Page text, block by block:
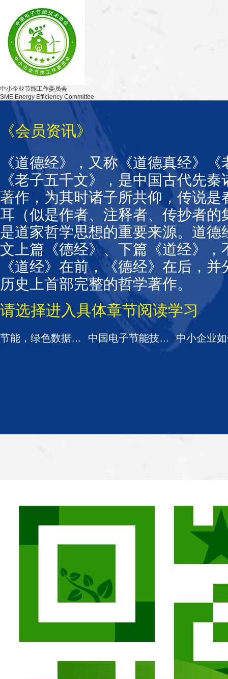
中小企业节能工作委员会
SME Energy Efficiency Committee
《会员资讯》
《道德经》，又称《道德真经》
《老子五千文》，是中国古代先
著作，为其时诸子所共仰，传说是
耳（似是作者、注释者、传抄者的
是道家哲学思想的重要来源。道德
文上篇《德经》、下篇《道经》，
《道经》在前，《德经》在后，
历史上首部完整的哲学著作。
请选择进入具体章节阅读学习
节能，绿色数据中心未来|GDCT 2019 中国电子节能技术协会入会申请表